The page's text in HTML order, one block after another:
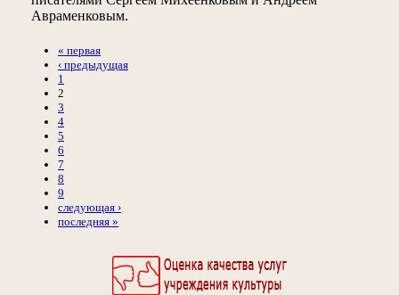
Авраменковым.
« первая
‹ предыдущая
1
2
3
4
5
6
7
8
9
следующая ›
последняя »